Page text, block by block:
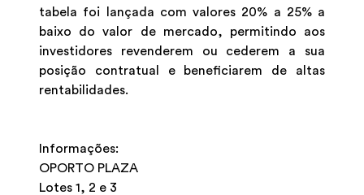
tabela foi lançada com valores 20% a 25% a
baixo do valor de mercado, permitindo aos
investidores revenderem ou cederem a sua
posição contratual e beneficiarem de altas
rentabilidades.
Informações:
OPORTO PLAZA
Lotes 1, 2 e 3